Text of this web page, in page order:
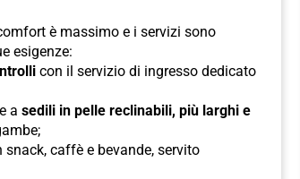
è massimo e i servizi sono
esigenze:
con il servizio di ingresso dedicato
a sedili in pelle reclinabili, più larghi e
snack, caffè e bevande, servito